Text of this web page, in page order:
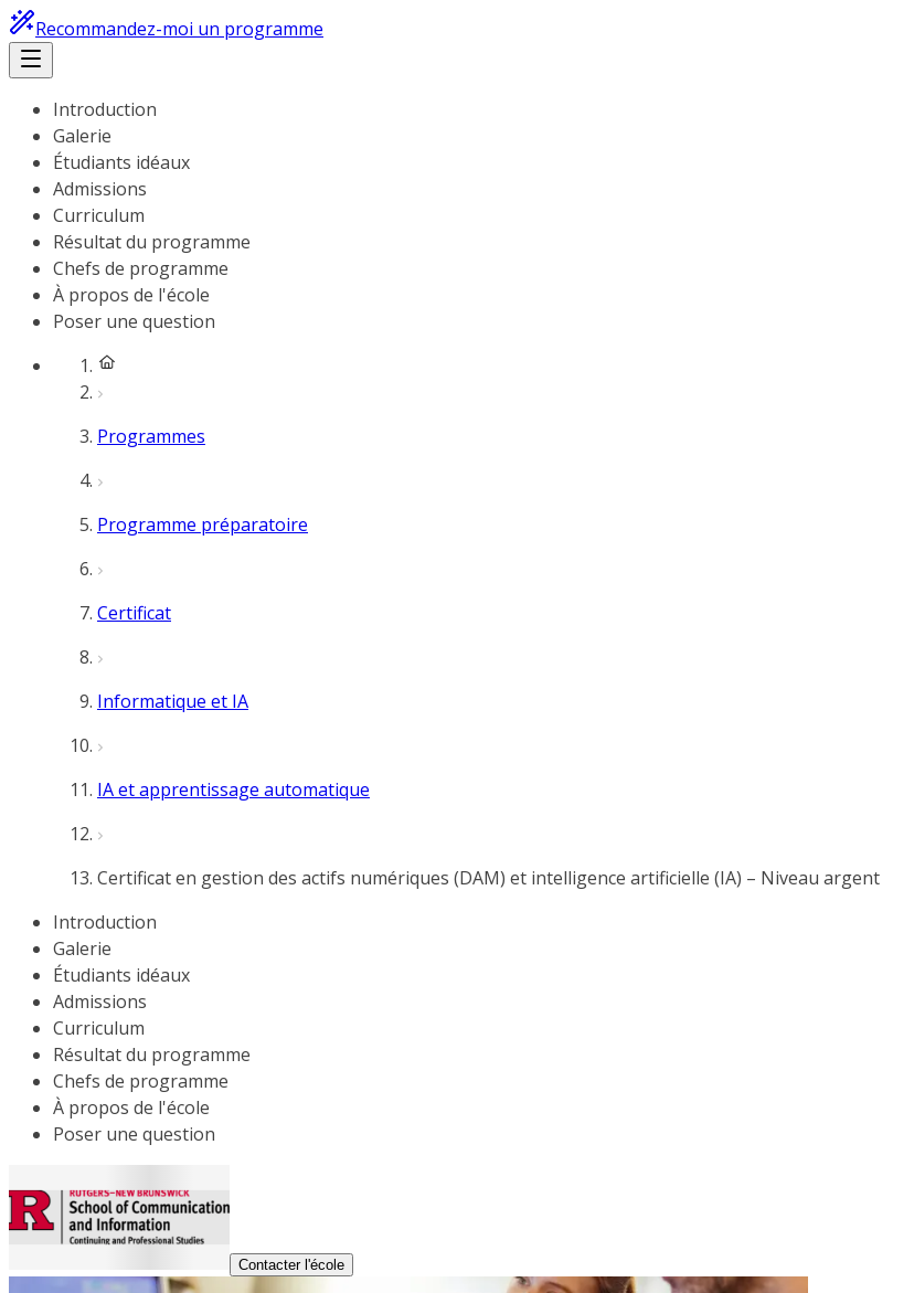
Recommandez-moi un programme
Introduction
Galerie
Étudiants idéaux
Admissions
Curriculum
Résultat du programme
Chefs de programme
À propos de l'école
Poser une question
Programmes
Programme préparatoire
Certificat
Informatique et IA
IA et apprentissage automatique
Certificat en gestion des actifs numériques (DAM) et intelligence artificielle (IA) – Niveau argent
Introduction
Galerie
Étudiants idéaux
Admissions
Curriculum
Résultat du programme
Chefs de programme
À propos de l'école
Poser une question
Contacter l'école